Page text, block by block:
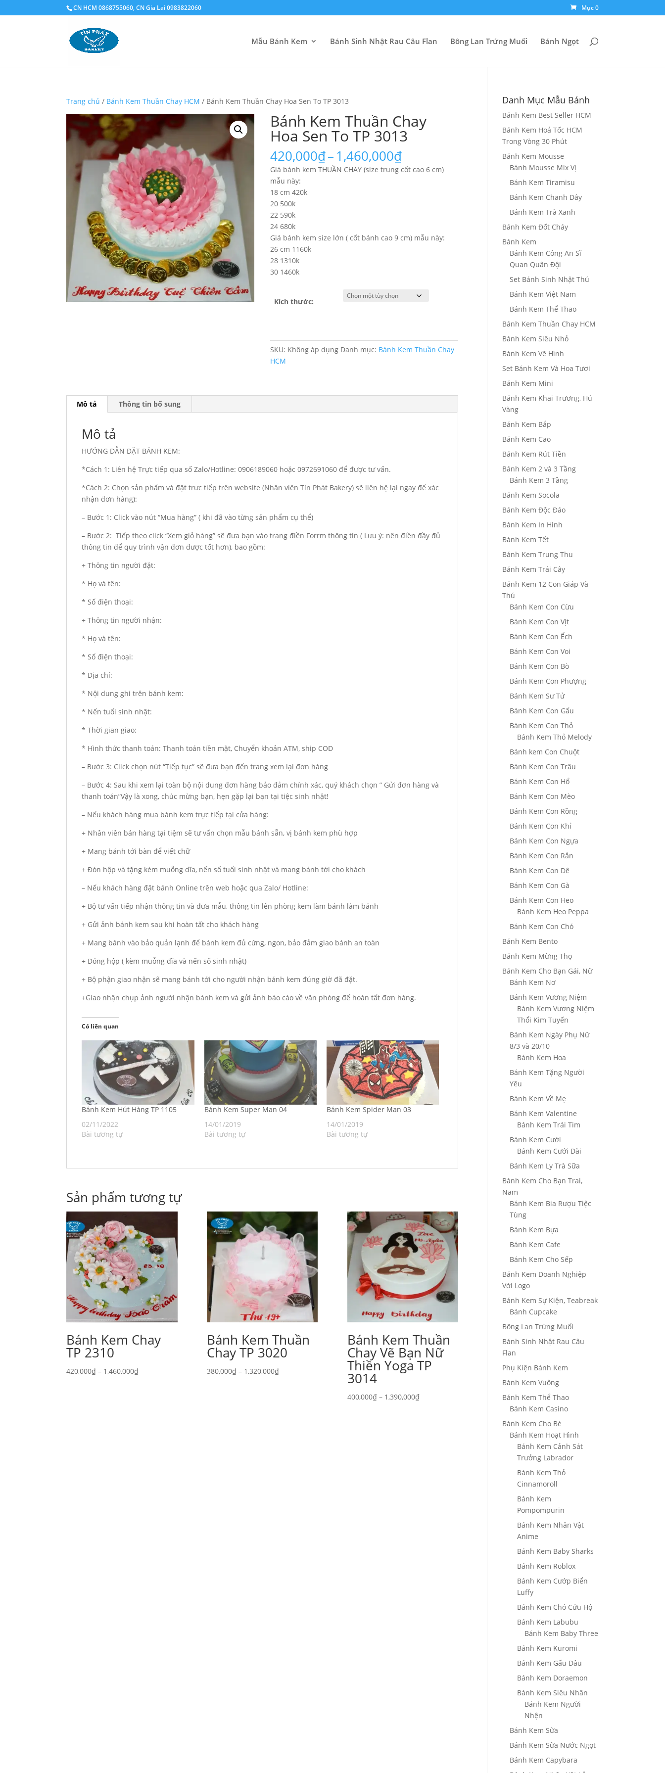
CN HCM 0868755060, CN Gia Lai 0983822060 Mục 0
Mẫu Bánh Kem Bánh Sinh Nhật Rau Câu Flan Bông Lan Trứng Muối Bánh Ngọt
Trang chủ / Bánh Kem Thuần Chay HCM / Bánh Kem Thuần Chay Hoa Sen To TP 3013
Bánh Kem Thuần Chay
Hoa Sen To TP 3013
420,000₫–1,460,000₫Khoảng
giá:
từ
Giá bánh kem THUẦN CHAY (size trung cốt cao 6 cm)
mẫu này:
18 cm 420k
20 500k
22 590k
24 680k
Giá bánh kem size lớn ( cốt bánh cao 9 cm) mẫu này:
26 cm 1160k
28 1310k
30 1460k
Kích thước:
SKU: Không áp dụng Danh mục: Bánh Kem Thuần Chay
HCM
Mô tả Thông tin bổ sung
Mô tả
HƯỚNG DẪN ĐẶT BÁNH KEM:
*Cách 1: Liên hệ Trực tiếp qua số Zalo/Hotline: 0906189060 hoặc 0972691060 để được tư vấn.
*Cách 2: Chọn sản phẩm và đặt trưc tiếp trên website (Nhân viên Tín Phát Bakery) sẽ liên hệ lại ngay để xác
nhận đơn hàng):
– Bước 1: Click vào nút “Mua hàng” ( khi đã vào từng sản phẩm cụ thể)
– Bước 2: Tiếp theo click “Xem giỏ hàng” sẽ đưa bạn vào trang điền Forrm thông tin ( Lưu ý: nên điền đầy đủ
thông tin để quy trình vận đơn được tốt hơn), bao gồm:
+ Thông tin người đặt:
* Họ và tên:
* Số điện thoại:
+ Thông tin người nhận:
* Họ và tên:
* Số điện thoại:
* Địa chỉ:
* Nội dung ghi trên bánh kem:
* Nến tuổi sinh nhật:
* Thời gian giao:
* Hình thức thanh toán: Thanh toán tiền mặt, Chuyển khoản ATM, ship COD
– Bước 3: Click chọn nút “Tiếp tục” sẽ đưa bạn đến trang xem lại đơn hàng
– Bước 4: Sau khi xem lại toàn bộ nội dung đơn hàng bảo đảm chính xác, quý khách chọn ” Gửi đơn hàng và
thanh toán”Vậy là xong, chúc mừng bạn, hẹn gặp lại bạn tại tiệc sinh nhật!
– Nếu khách hàng mua bánh kem trực tiếp tại cửa hàng:
+ Nhân viên bán hàng tại tiệm sẽ tư vấn chọn mẫu bánh sẵn, vị bánh kem phù hợp
+ Mang bánh tới bàn để viết chữ
+ Đón hộp và tặng kèm muỗng dĩa, nến số tuổi sinh nhật và mang bánh tới cho khách
– Nếu khách hàng đặt bánh Online trên web hoặc qua Zalo/ Hotline:
+ Bộ tư vấn tiếp nhận thông tin và đưa mẫu, thông tin lên phòng kem làm bánh làm bánh
+ Gửi ảnh bánh kem sau khi hoàn tất cho khách hàng
+ Mang bánh vào bảo quản lạnh để bánh kem đủ cứng, ngon, bảo đảm giao bánh an toàn
+ Đóng hộp ( kèm muỗng dĩa và nến số sinh nhật)
+ Bộ phận giao nhận sẽ mang bánh tới cho người nhận bánh kem đúng giờ đã đặt.
+Giao nhận chụp ảnh người nhận bánh kem và gửi ảnh báo cáo về văn phòng để hoàn tất đơn hàng.
Có liên quan
Bánh Kem Hút Hàng TP 1105
02/11/2022
Bài tương tự
Bánh Kem Super Man 04
14/01/2019
Bài tương tự
Bánh Kem Spider Man 03
14/01/2019
Bài tương tự
Sản phẩm tương tự
Bánh Kem Chay
TP 2310
420,000₫ – 1,460,000₫Khoảng
Bánh Kem Thuần
Chay TP 3020
380,000₫ – 1,320,000₫Khoảng
Bánh Kem Thuần
Chay Vẽ Bạn Nữ
Thiền Yoga TP
3014
400,000₫ – 1,390,000₫Khoảng
Danh Mục Mẫu Bánh
Bánh Kem Best Seller HCM
Bánh Kem Hoả Tốc HCM
Trong Vòng 30 Phút
Bánh Kem Mousse
Bánh Mousse Mix Vị
Bánh Kem Tiramisu
Bánh Kem Chanh Dây
Bánh Kem Trà Xanh
Bánh Kem Đốt Cháy
Bánh Kem
Bánh Kem Công An Sĩ
Quan Quân Đội
Set Bánh Sinh Nhật Thú
Bánh Kem Việt Nam
Bánh Kem Thể Thao
Bánh Kem Thuần Chay HCM
Bánh Kem Siêu Nhỏ
Bánh Kem Vẽ Hình
Set Bánh Kem Và Hoa Tươi
Bánh Kem Mini
Bánh Kem Khai Trương, Hủ
Vàng
Bánh Kem Bắp
Bánh Kem Cao
Bánh Kem Rút Tiền
Bánh Kem 2 và 3 Tầng
Bánh Kem 3 Tầng
Bánh Kem Socola
Bánh Kem Độc Đáo
Bánh Kem In Hình
Bánh Kem Tết
Bánh Kem Trung Thu
Bánh Kem Trái Cây
Bánh Kem 12 Con Giáp Và
Thú
Bánh Kem Con Cừu
Bánh Kem Con Vịt
Bánh Kem Con Ếch
Bánh Kem Con Voi
Bánh Kem Con Bò
Bánh Kem Con Phượng
Bánh Kem Sư Tử
Bánh Kem Con Gấu
Bánh Kem Con Thỏ
Bánh Kem Thỏ Melody
Bánh kem Con Chuột
Bánh Kem Con Trâu
Bánh Kem Con Hổ
Bánh Kem Con Mèo
Bánh Kem Con Rồng
Bánh Kem Con Khỉ
Bánh Kem Con Ngựa
Bánh Kem Con Rắn
Bánh Kem Con Dê
Bánh Kem Con Gà
Bánh Kem Con Heo
Bánh Kem Heo Peppa
Bánh Kem Con Chó
Bánh Kem Bento
Bánh Kem Mừng Thọ
Bánh Kem Cho Bạn Gái, Nữ
Bánh Kem Nơ
Bánh Kem Vương Niệm
Bánh Kem Vương Niệm
Thổi Kim Tuyến
Bánh Kem Ngày Phụ Nữ
8/3 và 20/10
Bánh Kem Hoa
Bánh Kem Tặng Người
Yêu
Bánh Kem Về Mẹ
Bánh Kem Valentine
Bánh Kem Trái Tim
Bánh Kem Cưới
Bánh Kem Cưới Dài
Bánh Kem Ly Trà Sữa
Bánh Kem Cho Bạn Trai,
Nam
Bánh Kem Bia Rượu Tiệc
Tùng
Bánh Kem Bựa
Bánh Kem Cafe
Bánh Kem Cho Sếp
Bánh Kem Doanh Nghiệp
Với Logo
Bánh Kem Sự Kiện, Teabreak
Bánh Cupcake
Bông Lan Trứng Muối
Bánh Sinh Nhật Rau Câu
Flan
Phụ Kiện Bánh Kem
Bánh Kem Vuông
Bánh Kem Thể Thao
Bánh Kem Casino
Bánh Kem Cho Bé
Bánh Kem Hoạt Hình
Bánh Kem Cảnh Sát
Trưởng Labrador
Bánh Kem Thỏ
Cinnamoroll
Bánh Kem
Pompompurin
Bánh Kem Nhân Vật
Anime
Bánh Kem Baby Sharks
Bánh Kem Roblox
Bánh Kem Cướp Biển
Luffy
Bánh Kem Chó Cứu Hộ
Bánh Kem Labubu
Bánh Kem Baby Three
Bánh Kem Kuromi
Bánh Kem Gấu Dâu
Bánh Kem Doraemon
Bánh Kem Siêu Nhân
Bánh Kem Người
Nhện
Bánh Kem Sữa
Bánh Kem Sữa Nước Ngọt
Bánh Kem Capybara